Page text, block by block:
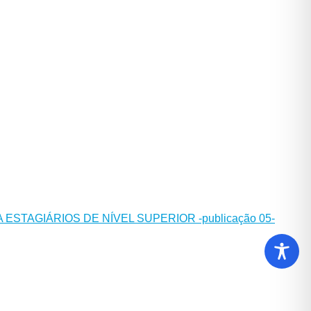
DE NÍVEL SUPERIOR -publicação 05-